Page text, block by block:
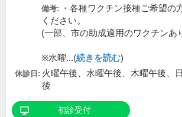
備考:
・各種ワクチン接種ご希望の
ください。
(一部、市の助成適用のワクチンあ
※水曜...(続きを読む)
休診日: 火曜午後、水曜午後、木曜午後、
後
初診受付